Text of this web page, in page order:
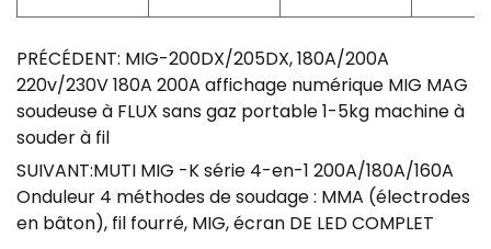
PRÉCÉDENT: MIG-200DX/205DX, 180A/200A
220v/230V 180A 200A affichage numérique MIG MAG
soudeuse à FLUX sans gaz portable 1-5kg machine à
souder à fil
SUIVANT:MUTI MIG -K série 4-en-1 200A/180A/160A
Onduleur 4 méthodes de soudage : MMA (électrodes
en bâton), fil fourré, MIG, écran DE LED COMPLET